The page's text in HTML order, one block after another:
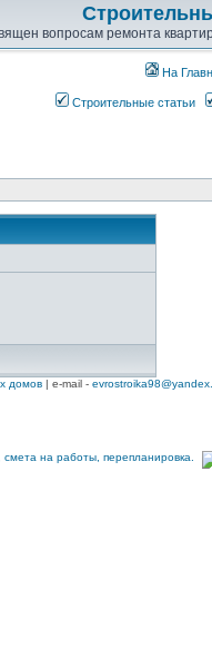
вопросам ремонта
На
Строительные статьи
домов | e-mail -